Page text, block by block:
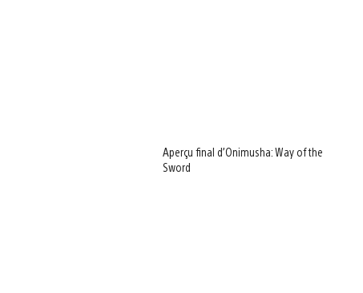
Aperçu final d’Onimusha: Way of the
Sword